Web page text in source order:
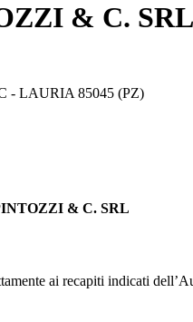
& C. SRL
- LAURIA 85045 (PZ)
& C. SRL
ai recapiti indicati